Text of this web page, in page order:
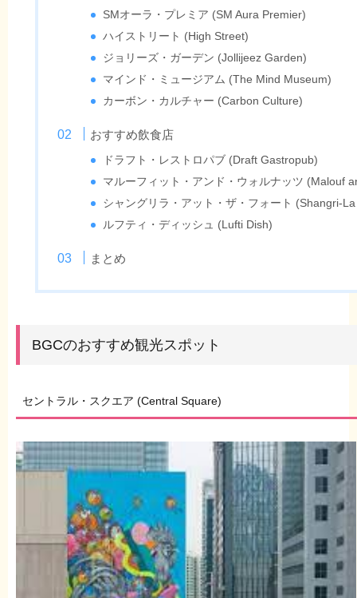
SMオーラ・プレミア (SM Aura Premier)
ハイストリート (High Street)
ジョリーズ・ガーデン (Jollijeez Garden)
マインド・ミュージアム (The Mind Museum)
カーボン・カルチャー (Carbon Culture)
おすすめ飲食店
ドラフト・レストロパブ (Draft Gastropub)
マルーフィット・アンド・ウォルナッツ (Malouf
シャングリラ・アット・ザ・フォート (Shangri-
ルフティ・ディッシュ (Lufti Dish)
まとめ
BGCのおすすめ観光スポット
セントラル・スクエア (Central Square)